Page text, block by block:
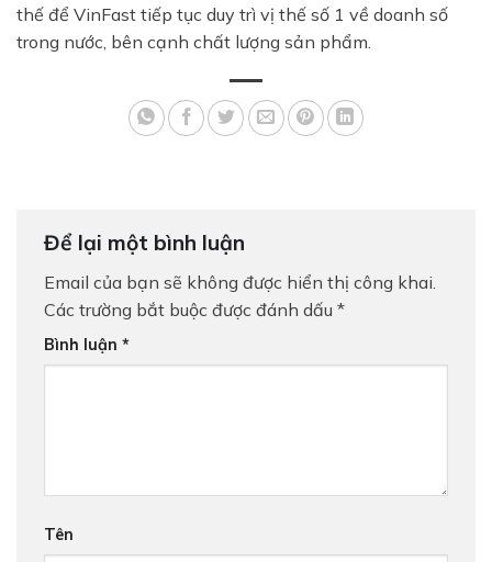
Nhận báo giá lăn bánh và lái thử xe VinFast
Trả góp
thế để VinFast tiếp tục duy trì vị thế số 1 về doanh số
trong nước, bên cạnh chất lượng sản phẩm.
Để lại một bình luận
Email của bạn sẽ không được hiển thị công khai.
Các trường bắt buộc được đánh dấu *
Bình luận *
Tên